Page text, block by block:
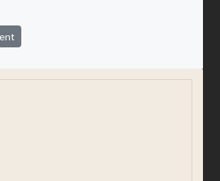
S’obre la licitació del servei de podologia de la
següent: Sant Joan de les Abadesses acollirà